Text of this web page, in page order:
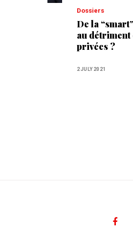
Dossiers
De la
au détriment
privées ?
2 JULY 2021